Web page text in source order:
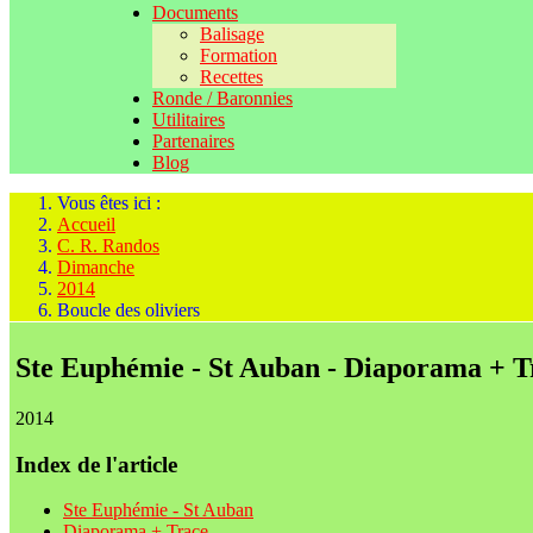
Documents
Balisage
Formation
Recettes
Ronde / Baronnies
Utilitaires
Partenaires
Blog
Vous êtes ici :
Accueil
C. R. Randos
Dimanche
2014
Boucle des oliviers
Ste Euphémie - St Auban - Diaporama +
2014
Index de l'article
Ste Euphémie - St Auban